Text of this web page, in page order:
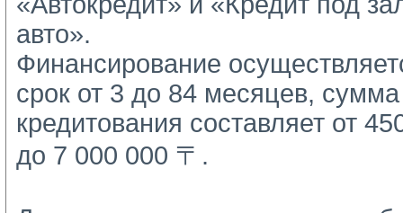
авто».
Финансирование
срок от 3 до 84 месяцев, сумма
кредитования составляет от
до 7 000 000 〒.